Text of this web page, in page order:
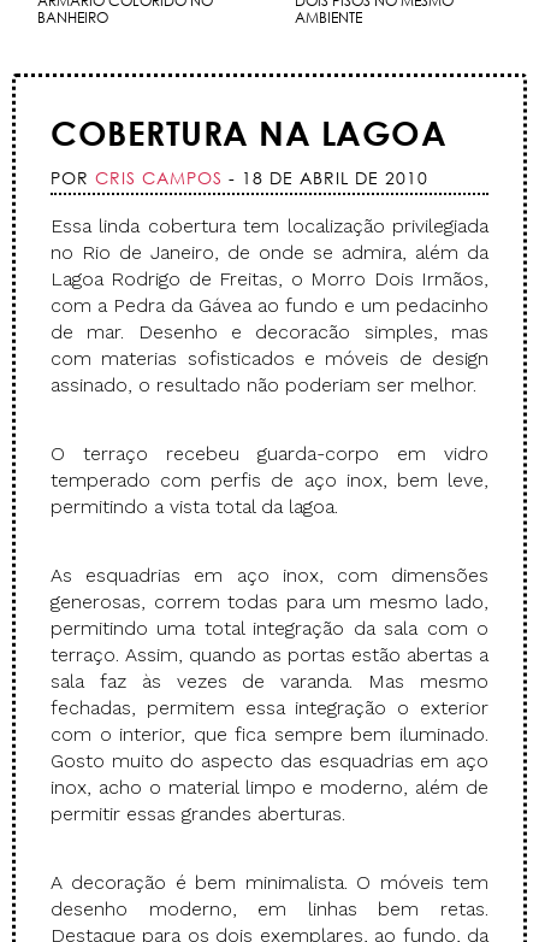
BANHEIRO
AMBIENTE
COBERTURA NA LAGOA
POR CRIS CAMPOS - 18 DE ABRIL DE 2010
Essa linda cobertura tem localização privilegiada
no Rio de Janeiro, de onde se admira, além da
Lagoa Rodrigo de Freitas, o Morro Dois Irmãos,
com a Pedra da Gávea ao fundo e um pedacinho
de mar. Desenho e decoracão simples, mas
com materias sofisticados e móveis de design
assinado, o resultado não poderiam ser melhor.
O terraço recebeu guarda-corpo em vidro
temperado com perfis de aço inox, bem leve,
permitindo a vista total da lagoa.
As esquadrias em aço inox, com dimensões
generosas, correm todas para um mesmo lado,
permitindo uma total integração da sala com o
terraço. Assim, quando as portas estão abertas a
sala faz às vezes de varanda. Mas mesmo
fechadas, permitem essa integração o exterior
com o interior, que fica sempre bem iluminado.
Gosto muito do aspecto das esquadrias em aço
inox, acho o material limpo e moderno, além de
permitir essas grandes aberturas.
A decoração é bem minimalista. O móveis tem
desenho moderno, em linhas bem retas.
Destaque para os dois exemplares, ao fundo, da